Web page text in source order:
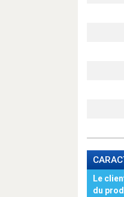
Le
du